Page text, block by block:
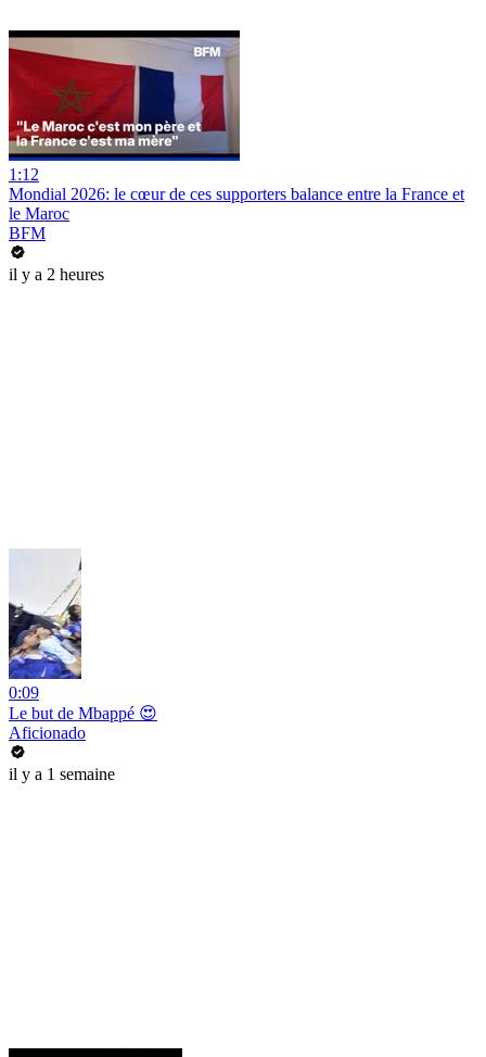
1:12
Mondial 2026: le cœur de ces supporters balance entre la France et
le Maroc
BFM
il y a 2 heures
0:09
Le but de Mbappé 😍
Aficionado
il y a 1 semaine